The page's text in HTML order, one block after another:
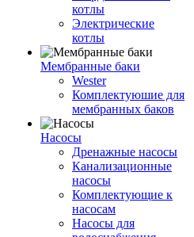
котлы
Электрические
котлы
Мембранные баки
Wester
Комплектуюшие для
мембранных баков
Насосы
Дренажные насосы
Канализационные
насосы
Комплектующие к
насосам
Насосы для